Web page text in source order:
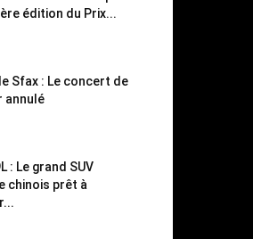
édition du Prix...
Sfax : Le concert de
annulé
: Le grand SUV
chinois prêt à